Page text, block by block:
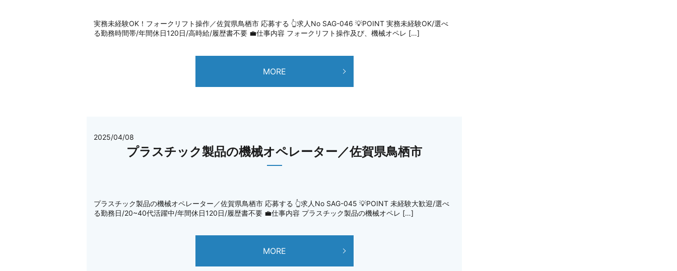
実務未経験OK！フォークリフト操作／佐賀県鳥栖市 応募する 👆求人No SAG-046 💡POINT 実務未経験OK/選べ
る勤務時間帯/年間休日120日/高時給/履歴書不要 💼仕事内容 フォークリフト操作及び、機械オペレ […]
MORE
2025/04/08
プラスチック製品の機械オペレーター／佐賀県鳥栖市
プラスチック製品の機械オペレーター／佐賀県鳥栖市 応募する 👆求人No SAG-045 💡POINT 未経験大歓迎/選べ
る勤務日/20~40代活躍中/年間休日120日/履歴書不要 💼仕事内容 プラスチック製品の機械オペレ […]
MORE